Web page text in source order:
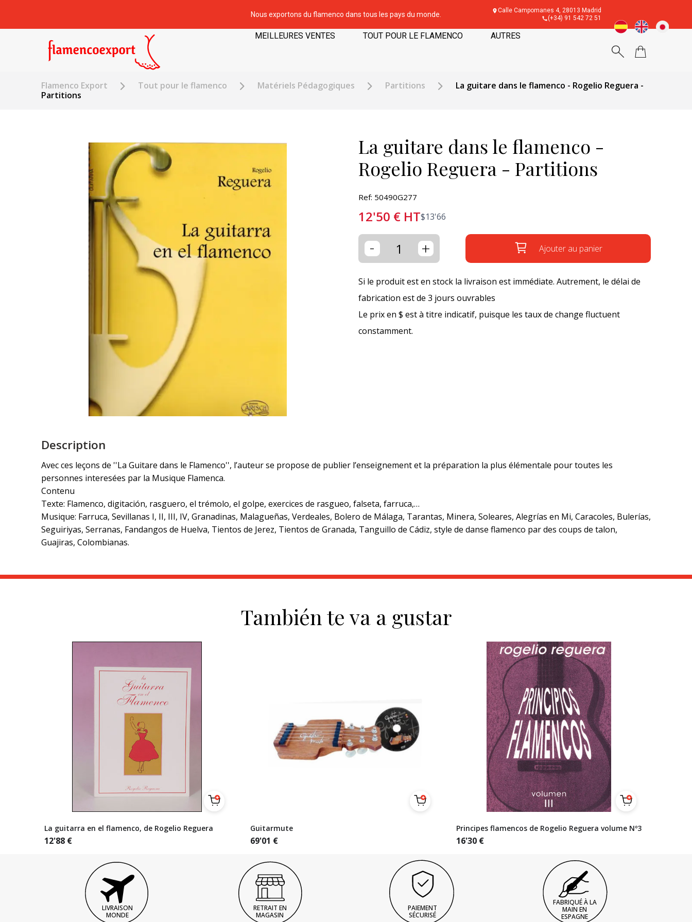
Nous exportons du flamenco dans tous les pays du monde.
Calle Campomanes 4, 28013 Madrid
(+34) 91 542 72 51
MEILLEURES VENTES TOUT POUR LE FLAMENCO AUTRES
Flamenco Export Tout pour le flamenco Matériels Pédagogiques Partitions
La guitare dans le flamenco - Rogelio Reguera -
Partitions
La guitare dans le flamenco -
Rogelio Reguera - Partitions
Ref: 50490G277
12'50 € HT$13'66
- + Ajouter au panier
Si le produit est en stock la livraison est immédiate. Autrement, le délai de
fabrication est de 3 jours ouvrables
Le prix en $ est à titre indicatif, puisque les taux de change fluctuent
constamment.
Description
Avec ces leçons de ''La Guitare dans le Flamenco'', l’auteur se propose de publier l’enseignement et la préparation la plus élémentale pour toutes les
personnes interesées par la Musique Flamenca.
Contenu
Texte: Flamenco, digitación, rasguero, el trémolo, el golpe, exercices de rasgueo, falseta, farruca,…
Musique: Farruca, Sevillanas I, II, III, IV, Granadinas, Malagueñas, Verdeales, Bolero de Málaga, Tarantas, Minera, Soleares, Alegrías en Mi, Caracoles, Bulerías,
Seguiriyas, Serranas, Fandangos de Huelva, Tientos de Jerez, Tientos de Granada, Tanguillo de Cádiz, style de danse flamenco par des coups de talon,
Guajiras, Colombianas.
También te va a gustar
La guitarra en el flamenco, de Rogelio Reguera
12'88 €
Guitarmute
69'01 €
Principes flamencos de Rogelio Reguera volume Nº3
16'30 €
LIVRAISON
MONDE
RETRAIT EN
MAGASIN
PAIEMENT
SÉCURISÉ
FABRIQUÉ À LA
MAIN EN
ESPAGNE